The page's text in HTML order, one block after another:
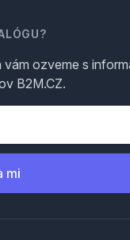
ozveme s
B2M.CZ.
mi